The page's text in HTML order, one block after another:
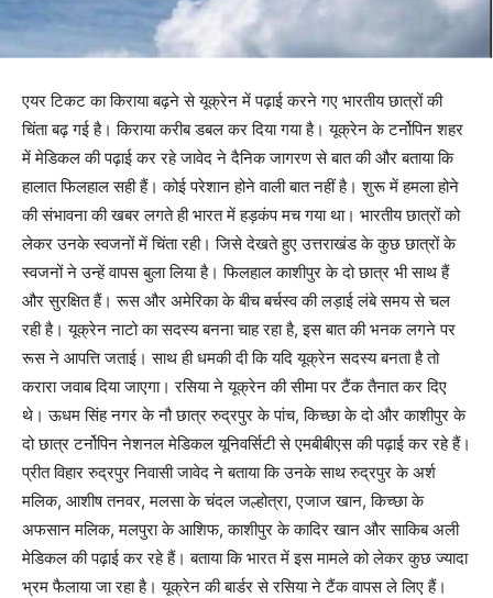
एयर टिकट का किराया बढ़ने से यूक्रेन में पढ़ाई करने गए भारतीय छात्रों की
चिंता बढ़ गई है। किराया करीब डबल कर दिया गया है। यूक्रेन के टर्नोपिन शहर
में मेडिकल की पढ़ाई कर रहे जावेद ने दैनिक जागरण से बात की और बताया कि
हालात फिलहाल सही हैं। कोई परेशान होने वाली बात नहीं है। शुरू में हमला होने
की संभावना की खबर लगते ही भारत में हड़कंप मच गया था। भारतीय छात्रों को
लेकर उनके स्वजनों में चिंता रही। जिसे देखते हुए उत्तराखंड के कुछ छात्रों के
स्वजनों ने उन्हें वापस बुला लिया है। फिलहाल काशीपुर के दो छात्र भी साथ हैं
और सुरक्षित हैं। रूस और अमेरिका के बीच बर्चस्व की लड़ाई लंबे समय से चल
रही है। यूक्रेन नाटो का सदस्य बनना चाह रहा है, इस बात की भनक लगने पर
रूस ने आपत्ति जताई। साथ ही धमकी दी कि यदि यूक्रेन सदस्य बनता है तो
करारा जवाब दिया जाएगा। रसिया ने यूक्रेन की सीमा पर टैंक तैनात कर दिए
थे। ऊधम सिंह नगर के नौ छात्र रुद्रपुर के पांच, किच्छा के दो और काशीपुर के
दो छात्र टर्नोपिन नेशनल मेडिकल यूनिवर्सिटी से एमबीबीएस की पढ़ाई कर रहे हैं।
प्रीत विहार रुद्रपुर निवासी जावेद ने बताया कि उनके साथ रुद्रपुर के अर्श
मलिक, आशीष तनवर, मलसा के चंदल जल्होत्रा, एजाज खान, किच्छा के
अफसान मलिक, मलपुरा के आशिफ, काशीपुर के कादिर खान और साकिब अली
मेडिकल की पढ़ाई कर रहे हैं। बताया कि भारत में इस मामले को लेकर कुछ ज्यादा
भ्रम फैलाया जा रहा है। यूक्रेन की बार्डर से रसिया ने टैंक वापस ले लिए हैं।